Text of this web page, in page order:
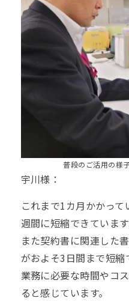
普段のご活用の様
宇川様：
これまで1カ月かかっ
週間に短縮できています
また契約書に関連した
がおよそ3日間まで短縮
業務に必要な時間やコ
ると感じています。